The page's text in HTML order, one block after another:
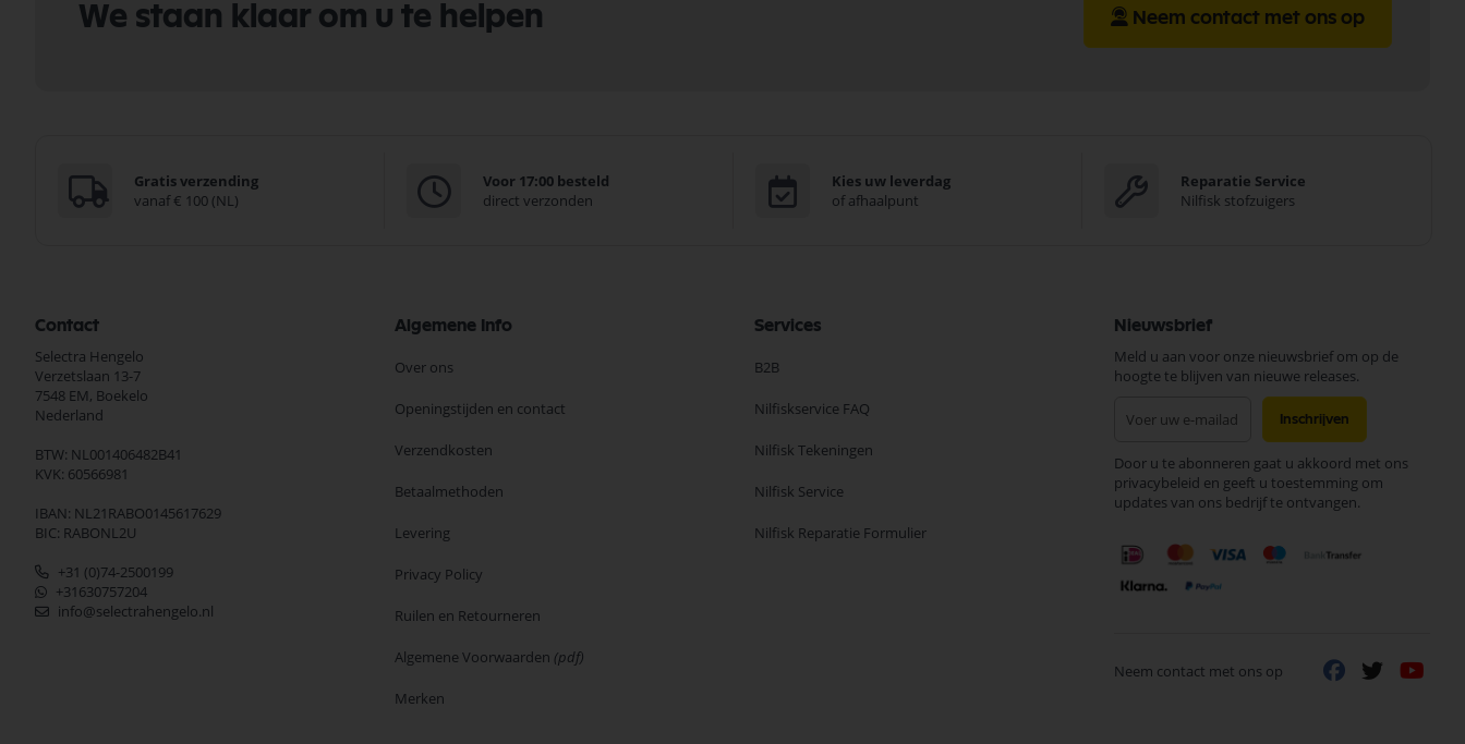
We staan klaar om u te helpen Neem contact met ons op
Gratis verzending
vanaf € 100 (NL)
Voor 17:00 besteld
direct verzonden
Kies uw leverdag
of afhaalpunt
Reparatie Service
Nilfisk stofzuigers
Contact
Selectra Hengelo
Verzetslaan 13-7
7548 EM, Boekelo
Nederland
BTW: NL001406482B41
KVK: 60566981
IBAN: NL21RABO0145617629
BIC: RABONL2U
+31 (0)74-2500199
+31630757204
info@selectrahengelo.nl
Algemene Info
Over ons
Openingstijden en contact
Verzendkosten
Betaalmethoden
Levering
Privacy Policy
Ruilen en Retourneren
Algemene Voorwaarden (pdf)
Merken
Services
B2B
Nilfiskservice FAQ
Nilfisk Tekeningen
Nilfisk Service
Nilfisk Reparatie Formulier
Nieuwsbrief
Meld u aan voor onze nieuwsbrief om op de
hoogte te blijven van nieuwe releases.
onze
nieuwsbrief
Inschrijven
Door u te abonneren gaat u akkoord met ons
privacybeleid en geeft u toestemming om
updates van ons bedrijf te ontvangen.
Neem contact met ons op